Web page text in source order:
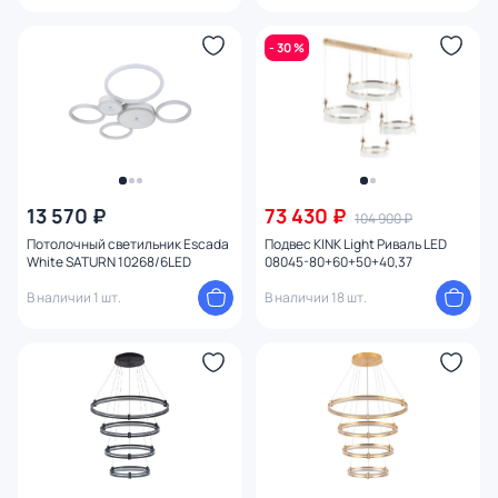
13 570 ₽
Потолочный светильник Escada
White SATURN 10268/6LED
В наличии 1 шт.
- 30 %
73 430 ₽ 104 900 ₽
Подвес KINK Light Риваль LED
08045-80+60+50+40,37
В наличии 18 шт.